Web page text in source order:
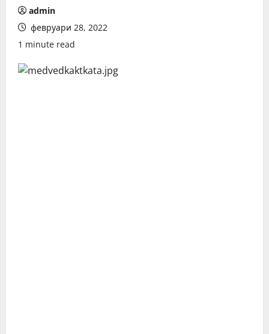
admin
февруари 28, 2022
1 minute read